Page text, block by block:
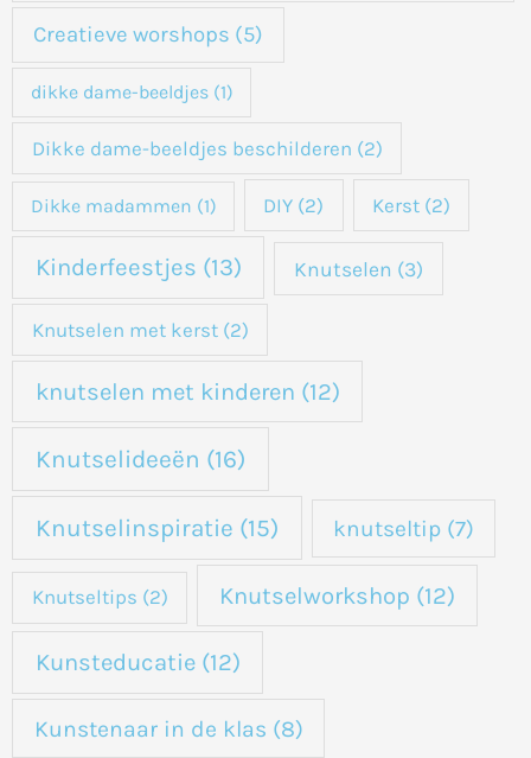
Creatieve worshops (5)
dikke dame-beeldjes(1)
Dikke dame-beeldjes beschilderen (2)
Dikke madammen (1) DIY (2) Kerst(2)
Kinderfeestjes (13) Knutselen (3)
Knutselen met kerst(2)
knutselen met kinderen (12)
Knutselideeën (16)
Knutselinspiratie (15) knutseltip (7)
Knutseltips (2) Knutselworkshop (12)
Kunsteducatie(12)
Kunstenaar in de klas (8)